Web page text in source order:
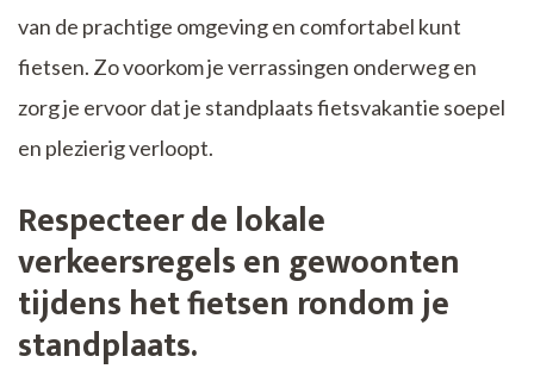
van de prachtige omgeving en comfortabel kunt
fietsen. Zo voorkom je verrassingen onderweg en
zorg je ervoor dat je standplaats fietsvakantie soepel
en plezierig verloopt.
Respecteer de lokale
verkeersregels en gewoonten
tijdens het fietsen rondom je
standplaats.